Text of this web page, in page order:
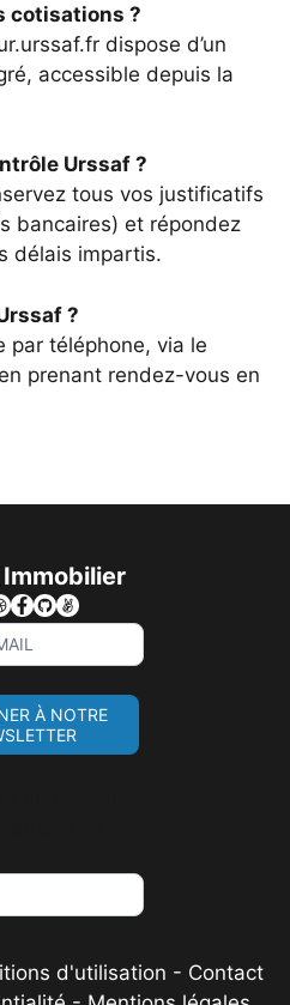
cotisations ?
dispose d’un
accessible depuis la
Urssaf ?
tous vos justificatifs
bancaires) et répondez
délais impartis.
?
par téléphone, via le
prenant rendez-vous en
À NOTRE
d'utilisation - Contact